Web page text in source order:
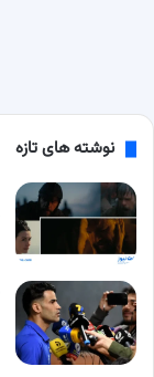
نوشته های تازه